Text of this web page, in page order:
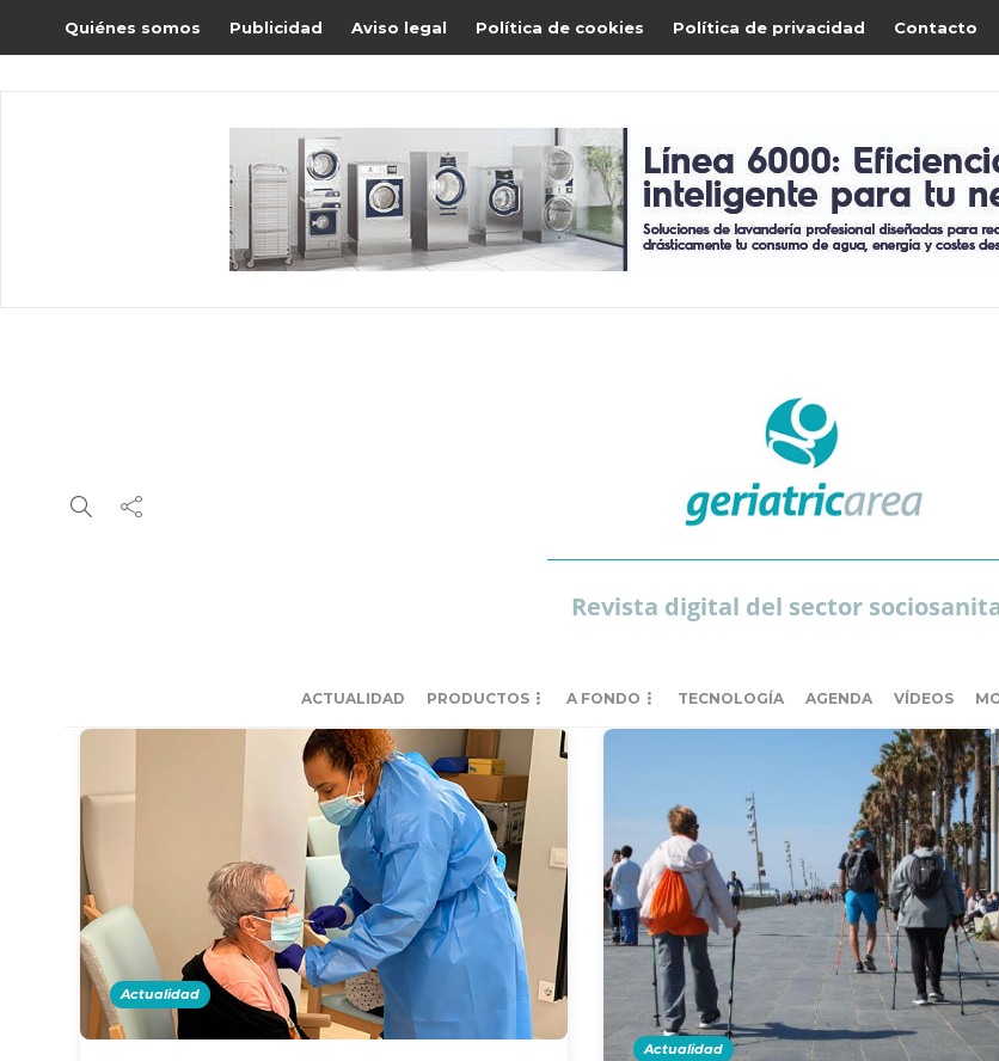
Quiénes somos Publicidad Aviso legal Política de cookies Política de privacidad Contacto
Revista digital del sector
ACTUALIDAD PRODUCTOS A FONDO TECNOLOGÍA AGENDA VÍDEOS
Actualidad
Actualidad